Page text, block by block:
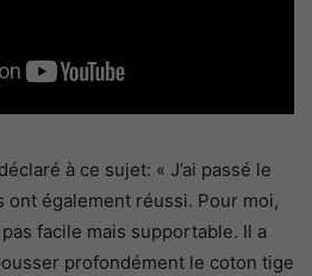
à ce sujet: « J’ai passé le
ont également réussi. Pour moi,
pas facile mais supportable. Il a
profondément le coton tige